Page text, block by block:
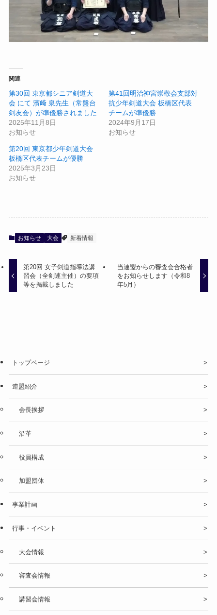
関連
第30回 東京都シニア剣道大
会 にて 濱﨑 泉先生（常盤台
剣友会）が準優勝されました
2025年11月8日
お知らせ
第41回明治神宮崇敬会支部対
抗少年剣道大会 板橋区代表
チームが準優勝
2024年9月17日
お知らせ
第20回 東京都少年剣道大会
板橋区代表チームが優勝
2025年3月23日
お知らせ
お知らせ 大会 新着情報
第20回 女子剣道指導法講
習会（全剣連主催）の要項
等を掲載しました
当連盟からの審査会合格者
をお知らせします（令和8
年5月）
トップページ
連盟紹介
会長挨拶
沿革
役員構成
加盟団体
事業計画
行事・イベント
大会情報
審査会情報
講習会情報